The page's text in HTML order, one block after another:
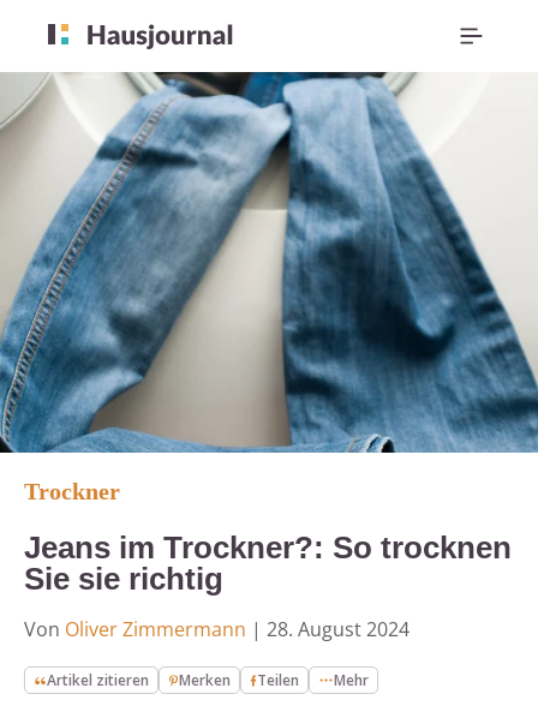
Trockner
Jeans im Trockner?: So trocknen
Sie sie richtig
Von Oliver Zimmermann | 28. August 2024
Artikel zitieren Merken Teilen Mehr